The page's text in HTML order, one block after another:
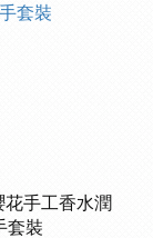
手工香水潤
套裝